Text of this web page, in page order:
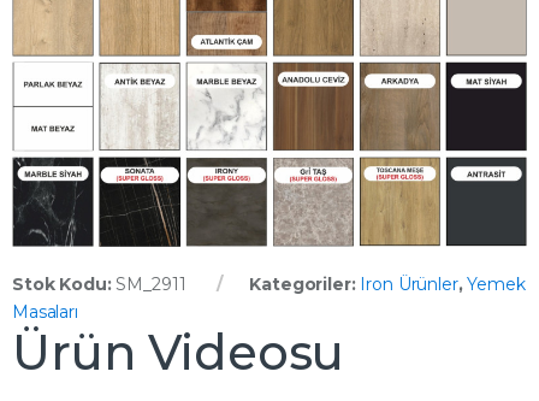
Stok Kodu:SM_2911 Kategoriler: Iron Ürünler,Yemek
Masaları
Ürün Videosu